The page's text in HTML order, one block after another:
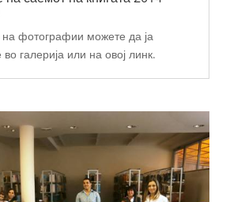
на фотографии можете да ја
во галерија или на овој линк.